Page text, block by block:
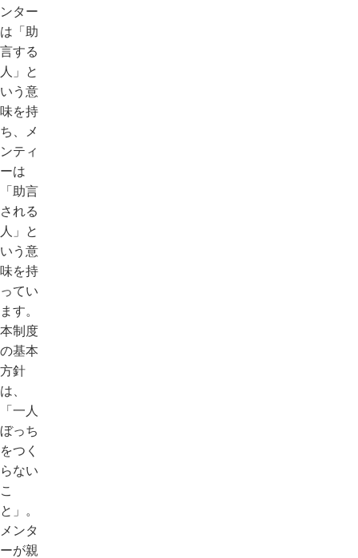
ンター
は「助
言する
人」と
いう意
味を持
ち、メ
ンティ
ーは
「助言
される
人」と
いう意
味を持
ってい
ます。
本制度
の基本
方針
は、
「一人
ぼっち
をつく
らない
こ
と」。
メンタ
ーが親